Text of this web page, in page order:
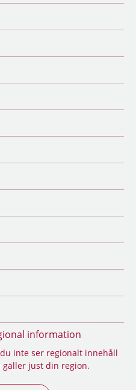
information
inte ser regionalt innehåll
just din region.